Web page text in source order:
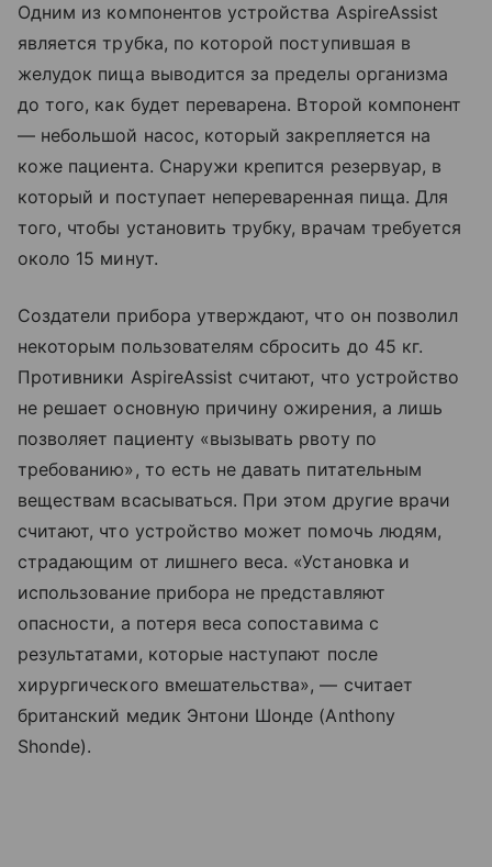
Одним из компонентов устройства AspireAssist
является трубка, по которой поступившая в
желудок пища выводится за пределы организма
до того, как будет переварена. Второй компонент
— небольшой насос, который закрепляется на
коже пациента. Снаружи крепится резервуар, в
который и поступает непереваренная пища. Для
того, чтобы установить трубку, врачам требуется
около 15 минут.
Создатели прибора утверждают, что он позволил
некоторым пользователям сбросить до 45 кг.
Противники AspireAssist считают, что устройство
не решает основную причину ожирения, а лишь
позволяет пациенту «вызывать рвоту по
требованию», то есть не давать питательным
веществам всасываться. При этом другие врачи
считают, что устройство может помочь людям,
страдающим от лишнего веса. «Установка и
использование прибора не представляют
опасности, а потеря веса сопоставима с
результатами, которые наступают после
хирургического вмешательства», — считает
британский медик Энтони Шонде (Anthony
Shonde).